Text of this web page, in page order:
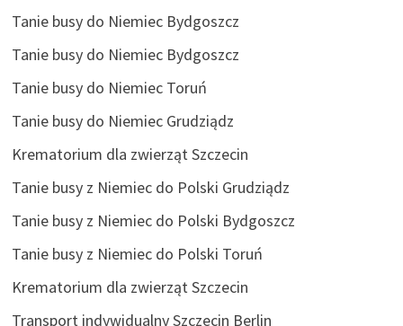
Tanie busy do Niemiec Bydgoszcz
Tanie busy do Niemiec Bydgoszcz
Tanie busy do Niemiec Toruń
Tanie busy do Niemiec Grudziądz
Krematorium dla zwierząt Szczecin
Tanie busy z Niemiec do Polski Grudziądz
Tanie busy z Niemiec do Polski Bydgoszcz
Tanie busy z Niemiec do Polski Toruń
Krematorium dla zwierząt Szczecin
Transport indywidualny Szczecin Berlin